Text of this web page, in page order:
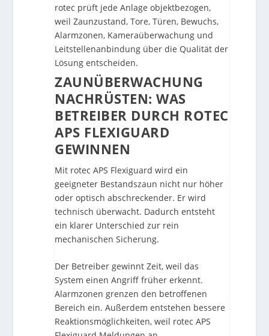
rotec prüft jede Anlage objektbezogen,
weil Zaunzustand, Tore, Türen, Bewuchs,
Alarmzonen, Kameraüberwachung und
Leitstellenanbindung über die Qualität der
Lösung entscheiden.
ZAUNÜBERWACHUNG
NACHRÜSTEN: WAS
BETREIBER DURCH ROTEC
APS FLEXIGUARD
GEWINNEN
Mit rotec APS Flexiguard wird ein
geeigneter Bestandszaun nicht nur höher
oder optisch abschreckender. Er wird
technisch überwacht. Dadurch entsteht
ein klarer Unterschied zur rein
mechanischen Sicherung.
Der Betreiber gewinnt Zeit, weil das
System einen Angriff früher erkennt.
Alarmzonen grenzen den betroffenen
Bereich ein. Außerdem entstehen bessere
Reaktionsmöglichkeiten, weil rotec APS